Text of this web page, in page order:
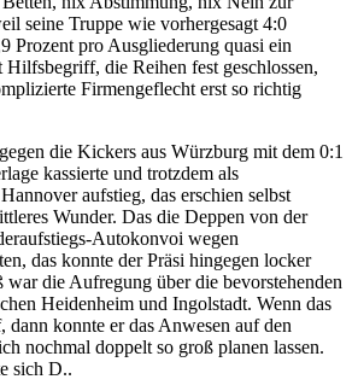
seine Truppe wie vorhergesagt 4:0
Prozent pro Ausgliederung quasi ein
Hilfsbegriff, die Reihen fest geschlossen,
Firmengeflecht erst so richtig
die Kickers aus Würzburg mit dem 0:1
kassierte und trotzdem als
aufstieg, das erschien selbst
Wunder. Das die Deppen von der
Autokonvoi wegen
das konnte der Präsi hingegen locker
war die Aufregung über die bevorstehenden
Heidenheim und Ingolstadt. Wenn das
dann konnte er das Anwesen auf den
nochmal doppelt so groß planen lassen.
sich D..